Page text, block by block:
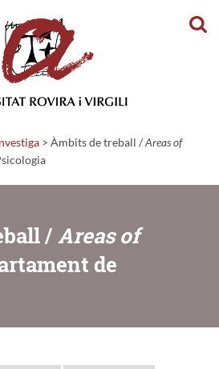
> Àmbits de treball /Areas of
/ Areas of
de